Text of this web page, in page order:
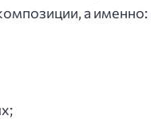
а именно: